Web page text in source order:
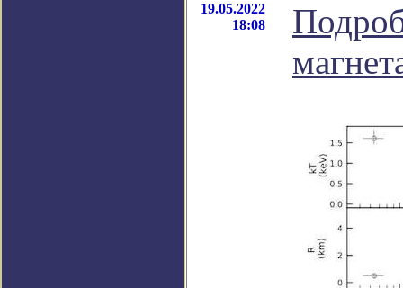
19.05.2022
18:08